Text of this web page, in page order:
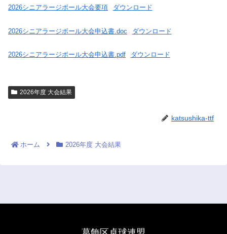
2026シニアラージボール大会要項 ダウンロード
2026シニアラージボール大会申込書.doc ダウンロード
2026シニアラージボール大会申込書.pdf ダウンロード
2026年度 大会結果
katsushika-ttf
ホーム 2026年度 大会結果